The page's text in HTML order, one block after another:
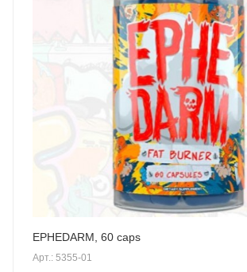
EPHEDARM, 60 caps
Арт.: 5355-01